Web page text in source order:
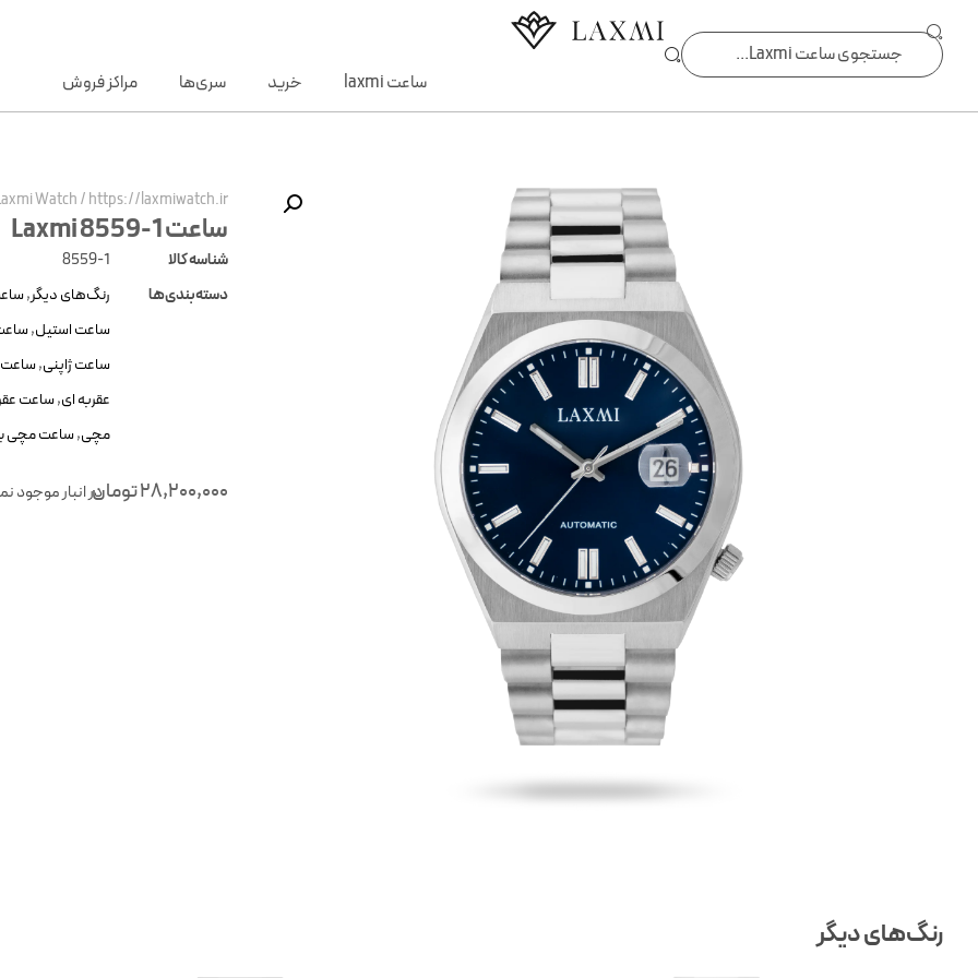
ساعت laxmi خرید سری‌ها مراکز فروش
Watch/https://laxmiwatch.ir/
ساعت Laxmi 8559-1
شناسه کالا
8559-1
دسته‌بندی‌ها
رنگ‌های دیگر,
ساعت استیل,
ساعت ژاپنی,ساعت
عقربه ای,ساعت
مچی,ساعت مچی
28,200,000توماندر انبار موجود
رنگ‌های دیگر